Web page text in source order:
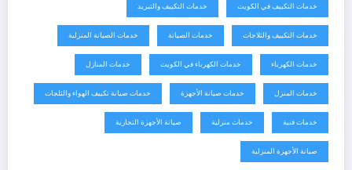
خدمات التكييف في الكويت خدمات التكييف والتبريد
خدمات التكييف والثلاجات خدمات الصيانة خدمات الصيانة المنزلية
خدمات الكهرباء خدمات الكهرباء في الكويت خدمات المنازل
خدمات المنزل خدمات صيانة الأجهزة خدمات صيانة تكييف الهواء والثلجات
خدمات فنية خدمات منزلية صيانة الأجهزة التجارية
صيانة الأجهزة المنزلية